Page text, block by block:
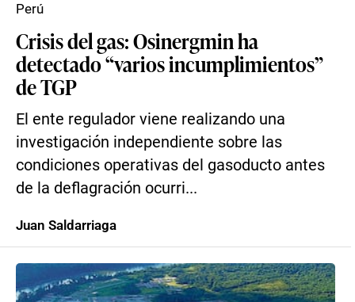
Crisis del gas: Osinergmin ha
detectado “varios incumplimientos”
de TGP
El ente regulador viene realizando una
investigación independiente sobre las
condiciones operativas del gasoducto antes
de la deflagración ocurri...
Perú
Juan Saldarriaga